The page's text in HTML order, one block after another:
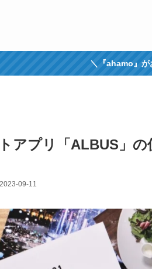
＼『ahamo』
アプリ「ALBUS」
2023-09-11